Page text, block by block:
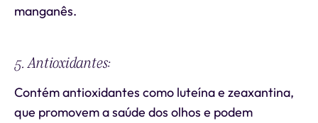
manganês.
5. Antioxidantes:
Contém antioxidantes como luteína e zeaxantina,
que promovem a saúde dos olhos e podem